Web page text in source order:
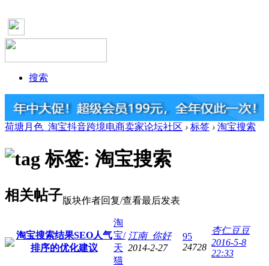
搜索
荷塘月色_淘宝抖音跨境电商卖家论坛社区 › 标签 › 淘宝搜索
标签: 淘宝搜索
相关帖子版块作者回复/查看最后发表
淘宝搜索结果SEO人气
排序的优化建议
淘
宝/
天
猫
江南_你好
2014-2-27
95
24728
杏仁豆豆
2016-5-8
22:33